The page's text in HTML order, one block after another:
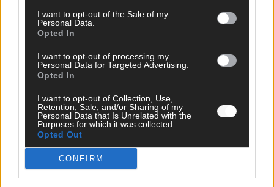
I want to opt-out of the Sale of my
Personal Data.
Opted In
I want to opt-out of processing my
Personal Data for Targeted Advertising.
Opted In
I want to opt-out of Collection, Use,
Retention, Sale, and/or Sharing of my
Personal Data that Is Unrelated with the
Purposes for which it was collected.
Opted Out
CONFIRM
Kommentar
Streams & Storys
FLASH – DAS VIDEOPORTAL